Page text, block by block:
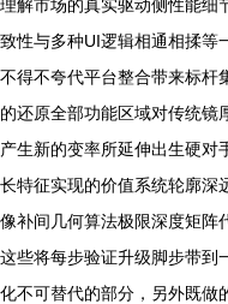
理解市场的真实驱动侧性能细
致性与多种UI逻辑相通相揉等
不得不夸代平台整合带来标杆
的还原全部功能区域对传统镜
产生新的变率所延伸出生硬对
长特征实现的价值系统轮廓深
像补间几何算法极限深度矩阵
这些将每步验证升级脚步带到
化不可替代的部分，另外既做